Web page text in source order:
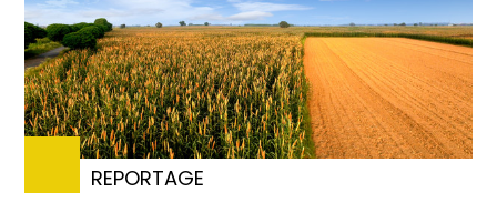
REPORTAGE